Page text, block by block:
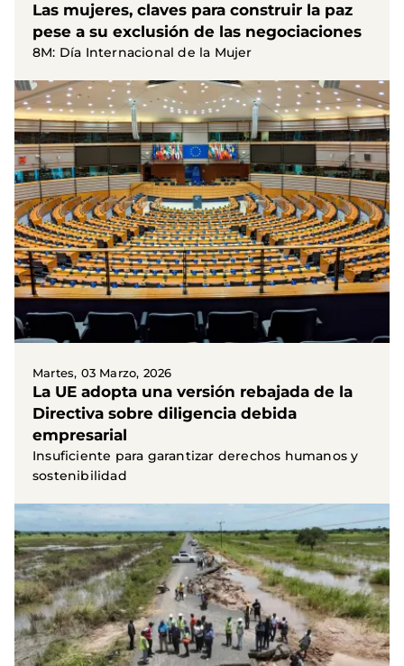
Las mujeres, claves para construir la paz
pese a su exclusión de las negociaciones
8M: Día Internacional de la Mujer
Martes, 03 Marzo, 2026
La UE adopta una versión rebajada de la
Directiva sobre diligencia debida
empresarial
Insuficiente para garantizar derechos humanos y
sostenibilidad